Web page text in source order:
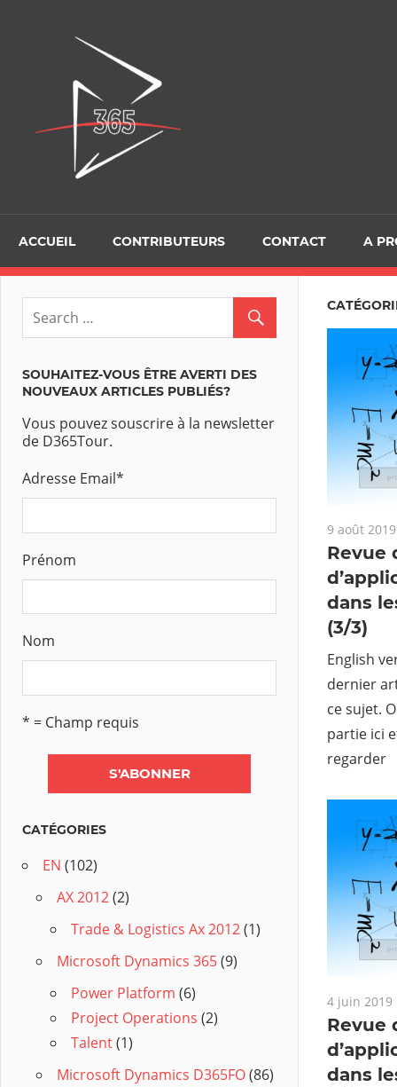
ACCUEIL CONTRIBUTEURS CONTACT A
9 août 2019
Revue
dans
(3/3)
English
dernier
ce sujet.
partie ici
regarder
4 juin 2019
Revue
dans
SOUHAITEZ-VOUS ÊTRE AVERTI DES
NOUVEAUX ARTICLES PUBLIÉS?
Vous pouvez souscrire à la newsletter
de D365Tour.
Adresse Email*
Prénom
Nom
* = Champ requis
CATÉGORIES
EN (102)
AX 2012(2)
Trade & Logistics Ax 2012(1)
Microsoft Dynamics 365(9)
Power Platform (6)
Project Operations (2)
Talent(1)
Microsoft Dynamics D365FO(86)